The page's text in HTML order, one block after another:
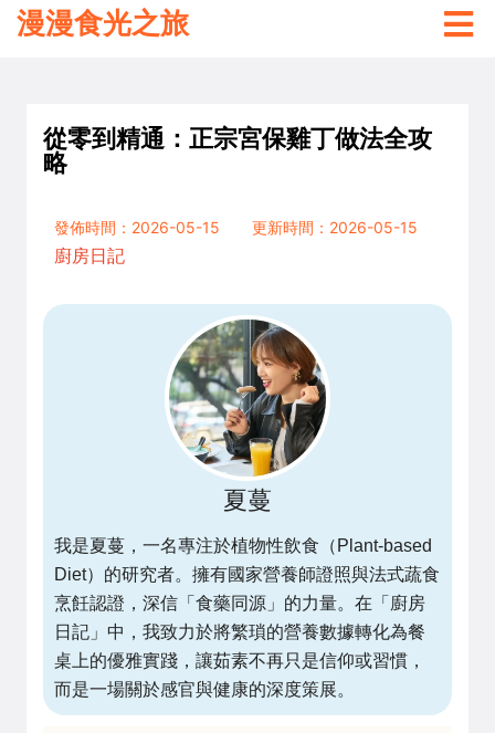
漫漫食光之旅
從零到精通：正宗宮保雞丁做法全攻
略
發佈時間：2026-05-15
更新時間：2026-05-15
廚房日記
夏蔓
我是夏蔓，一名專注於植物性飲食（Plant-based
Diet）的研究者。擁有國家營養師證照與法式蔬食
烹飪認證，深信「食藥同源」的力量。在「廚房
日記」中，我致力於將繁瑣的營養數據轉化為餐
桌上的優雅實踐，讓茹素不再只是信仰或習慣，
而是一場關於感官與健康的深度策展。